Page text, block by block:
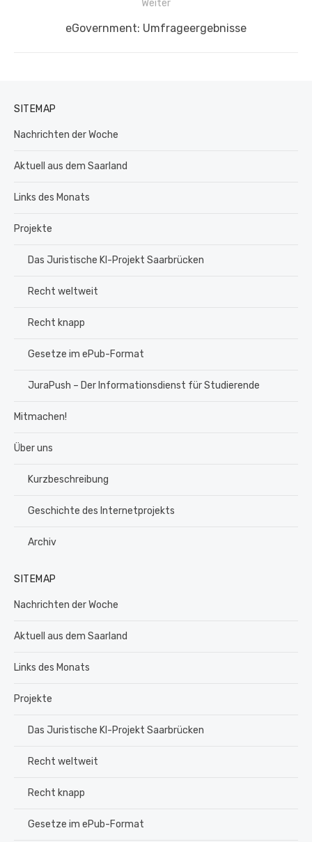
Weiter
Nächster
eGovernment: Umfrageergebnisse
SITEMAP
Nachrichten der Woche
Aktuell aus dem Saarland
Links des Monats
Projekte
Das Juristische KI-Projekt Saarbrücken
Recht weltweit
Recht knapp
Gesetze im ePub-Format
JuraPush – Der Informationsdienst für Studierende
Mitmachen!
Über uns
Kurzbeschreibung
Geschichte des Internetprojekts
Archiv
SITEMAP
Nachrichten der Woche
Aktuell aus dem Saarland
Links des Monats
Projekte
Das Juristische KI-Projekt Saarbrücken
Recht weltweit
Recht knapp
Gesetze im ePub-Format